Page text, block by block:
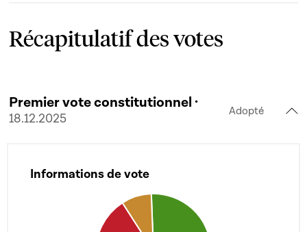
Récapitulatif des votes
Premier vote constitutionnel ·
18.12.2025
Adopté
Informations de vote